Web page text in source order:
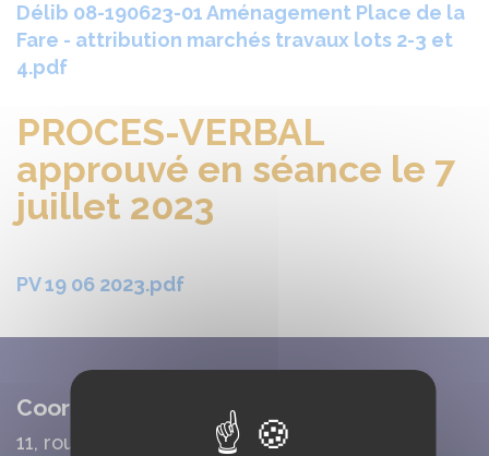
Délib 08-190623-01 Aménagement Place de la
Fare - attribution marchés travaux lots 2-3 et
4.pdf
PROCES-VERBAL
approuvé en séance le 7
juillet 2023
PV 19 06 2023.pdf
Coordonnées Mairie
11, route de la Cour Basse